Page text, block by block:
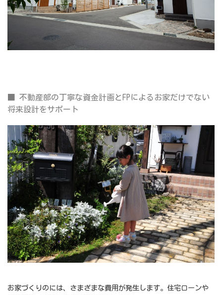
不動産部の丁寧な資金計画とFPによるお家だけでない
将来設計をサポート
お家づくりのには、さまざまな費用が発生します。住宅ローンや